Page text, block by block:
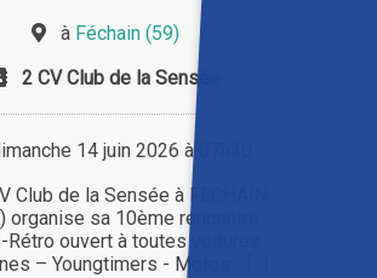
à Féchain (59)
2 CV Club de la Sensée
14 juin 2026 à 07h30
Club de la Sensée à FECHAIN
organise sa 10ème rencontre
Rétro ouvert à toutes voitures
– Youngtimers - Motos - [...]